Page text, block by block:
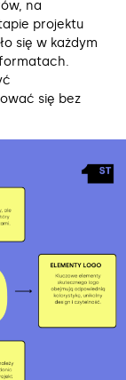
na
projektu
się w każdym
się bez